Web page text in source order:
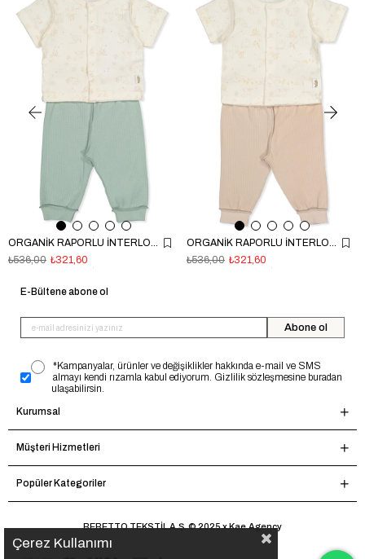
ORGANİK RAPORLU İNTERLOK PATİKSİZ MİNİ PİJAMA (ORGANIC FARM) MİNT
₺321,60
₺536,00
ORGANİK RAPORLU İNTERLOK PATİKSİZ MİNİ PİJAMA (ORGANIC FARM) BEJ
₺321,60
₺536,00
E-Bültene abone ol
Abone ol
*Kampanyalar, ürünler ve değişiklikler hakkında e-mail ve SMS
almayı kendi rızamla kabul ediyorum. Gizlilik sözleşmesine buradan
ulaşabilirsin.
Kurumsal
Müşteri Hizmetleri
Popüler Kategoriler
BEBETTO TEKSTİL A.Ş. © 2025 x Kae.Agency
Çerez Kullanımı